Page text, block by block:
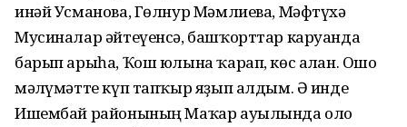
инәй Усманова, Гөлнур Мәмлиева, Мәфтүхә
Мусиналар әйтеүенсә, башҡорттар каруанда
барып арыһа, Ҡош юлына ҡарап, көс алған. Ошо
мәғлүмәтте күп тапҡыр яҙып алдым. Ә инде
Ишембай районының Маҡар ауылында оло